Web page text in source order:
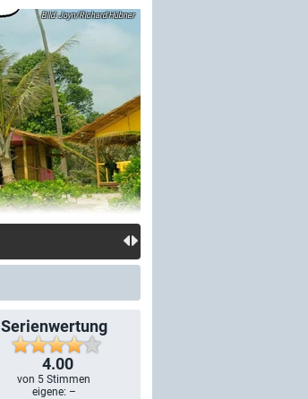
Joyn/Richard Hübner
Serienwertung
4.00
von 5 Stimmen
eigene: –